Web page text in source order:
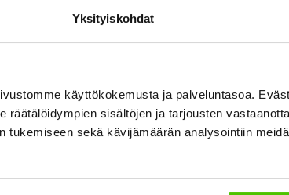
Yksityiskohdat
käyttökokemusta ja palveluntasoa.
räätälöidympien sisältöjen ja tarjousten
tukemiseen sekä kävijämäärän analysointiin
ja kulutonta SUOSIKKI